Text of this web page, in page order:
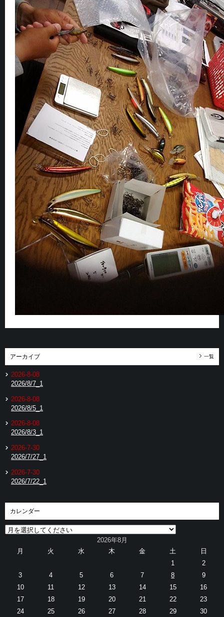
アーカイブ 一覧
2026-8-08
2026/8/7_1
2026-8-08
2026/8/5_1
2026-8-08
2026/8/3_1
2026-7-30
2026/7/27_1
2026-7-30
2026/7/22_1
カレンダー
2026年8月
月
火 水 木 金 土
日
1
2
3
4 5 6 7 8
9
10
11 12 13 14 15
16
17
18 19 20 21 22
23
24
25 26 27 28 29 30